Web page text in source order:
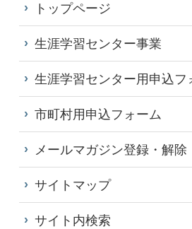
トップページ
生涯学習センター事業
生涯学習センター用申込フ
市町村用申込フォーム
メールマガジン登録・解除
サイトマップ
サイト内検索